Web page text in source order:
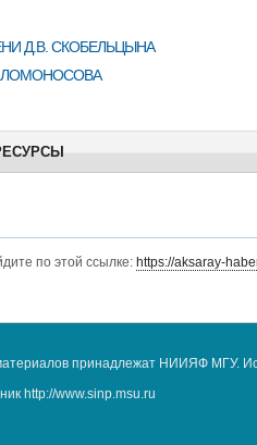
Д.В. СКОБЕЛЬЦЫНА
ЛОМОНОСОВА
по этой ссылке: https://aksaray-
принадлежат НИИЯФ МГУ.
http://www.sinp.msu.ru